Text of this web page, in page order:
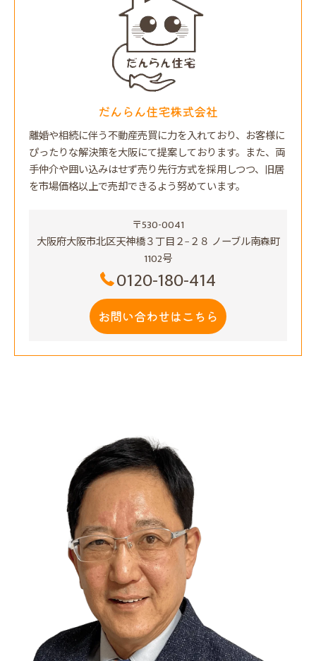
だんらん住宅株式会社
離婚や相続に伴う不動産売買に力を入れており、お客様に
ぴったりな解決策を大阪にて提案しております。また、両
手仲介や囲い込みはせず売り先行方式を採用しつつ、旧居
を市場価格以上で売却できるよう努めています。
〒530-0041
大阪府大阪市北区天神橋３丁目２−２８ ノーブル南森町
1102号
0120-180-414
お問い合わせはこちら